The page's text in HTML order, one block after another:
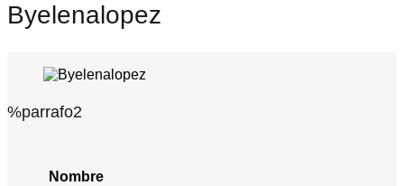
Byelenalopez
%parrafo2
Nombre